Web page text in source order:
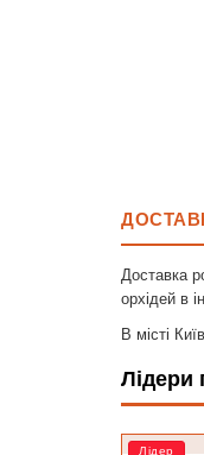
Доставка
орхідей в
В місті
Лідери
Лідер